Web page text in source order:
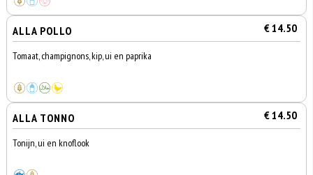
ALLA POLLO € 14.50
Tomaat, champignons, kip, ui en paprika
ALLA TONNO € 14.50
Tonijn, ui en knoflook